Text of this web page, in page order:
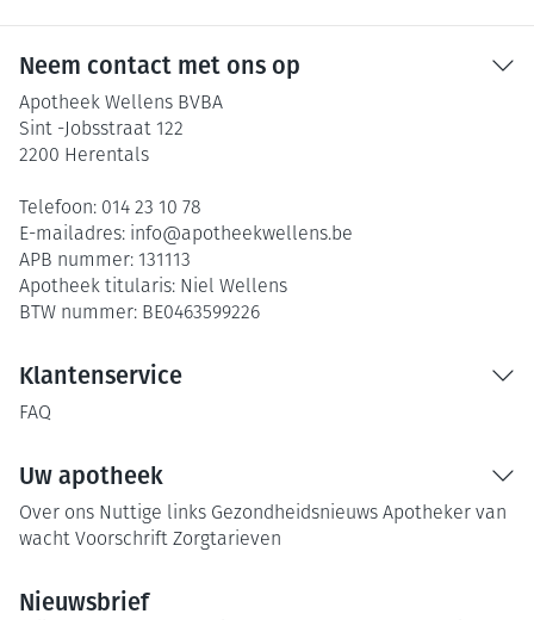
Neem contact met ons op
Apotheek Wellens BVBA
Sint -Jobsstraat 122
2200 Herentals
Telefoon: 014 23 10 78
E-mailadres: info@apotheekwellens.be
APB nummer: 131113
Apotheek titularis: Niel Wellens
BTW nummer: BE0463599226
Klantenservice
FAQ
Uw apotheek
Over ons Nuttige links Gezondheidsnieuws Apotheker van
wacht Voorschrift Zorgtarieven
Nieuwsbrief